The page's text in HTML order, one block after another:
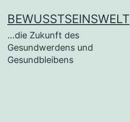
BEWUSSTSEINSWELT
…die Zukunft des
Gesundwerdens und
Gesundbleibens